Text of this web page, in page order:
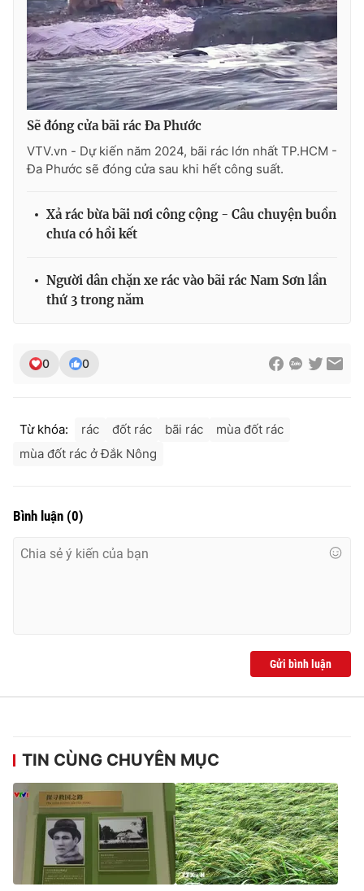
THỜI BÁO VTV
Theo dõi báo trên
Cơ quan báo chí:Thời báo VTV
Tổng Biên tập:Vũ Thanh Thủy
Phó Tổng Biên tập:
Ðiện thoại Thời báo VTV:
® Cấm sao chép dưới mọi hình thức nếu không có sự chấp
thuận bằng văn bản. Ghi rõ nguồn VTV.vn khi phát hành lại
Sẽ đóng cửa bãi rác Đa Phước
VTV.vn - Dự kiến năm 2024, bãi rác lớn nhất TP.HCM -
Đa Phước sẽ đóng cửa sau khi hết công suất.
Xả rác bừa bãi nơi công cộng - Câu chuyện buồn
chưa có hồi kết
Người dân chặn xe rác vào bãi rác Nam Sơn lần
thứ 3 trong năm
0 0
Từ khóa: rác đốt rác bãi rác
mùa đốt rác
mùa đốt rác ở Đắk Nông
Bình luận (0)
Gửi bình luận
TIN CÙNG CHUYÊN MỤC